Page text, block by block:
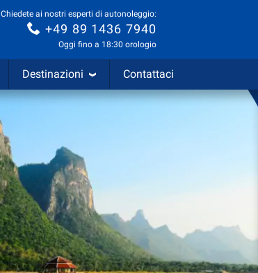
Chiedete ai nostri esperti di autonoleggio:
+49 89 1436 7940
Oggi fino a 18:30 orologio
Destinazioni Contattaci